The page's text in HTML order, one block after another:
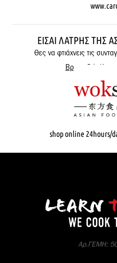
ΕΊΣΑΙ ΛΆΤΡΗΣ ΤΗΣ
Θες να φτιάχνεις τις
Βρες εδώ όλα
shop online
Αρ.ΓΕΜΗ: